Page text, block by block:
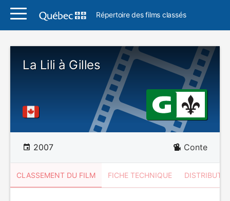
Répertoire des films classés
La Lili à Gilles
2007 Conte
CLASSEMENT DU FILM FICHE TECHNIQUE